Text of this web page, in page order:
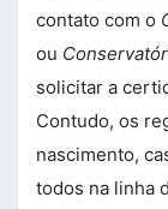
contato com o
ou
solicitar a
Contudo, os
nascimento,
todos na linha